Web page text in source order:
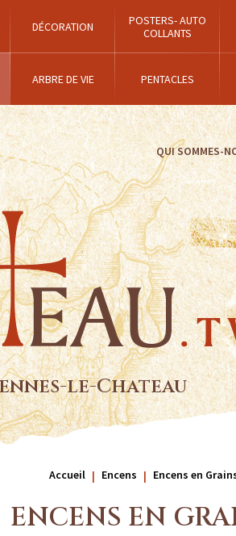
DÉCORATION
POSTERS- AUTO
COLLANTS
ARBRE DE VIE PENTACLES
QUI SOMMES-
le-Chateau
Accueil Encens Encens en
ENCENS EN